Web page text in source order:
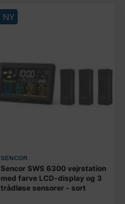
NY
SENCOR
Sencor SWS 6300 vejrstation
med farve LCD-display og 3
trådløse sensorer - sort